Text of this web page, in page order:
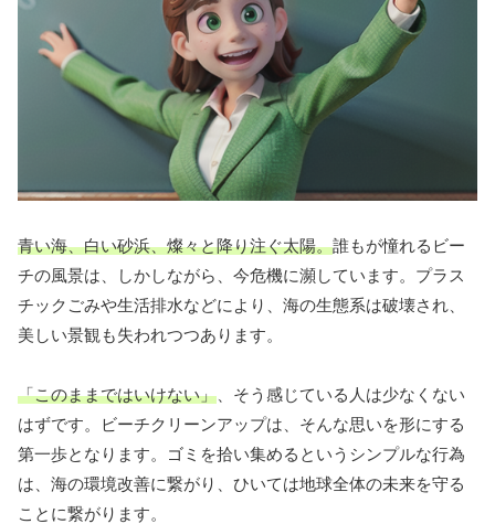
青い海、白い砂浜、燦々と降り注ぐ太陽。誰もが憧れるビー
チの風景は、しかしながら、今危機に瀕しています。プラス
チックごみや生活排水などにより、海の生態系は破壊され、
美しい景観も失われつつあります。
「このままではいけない」 、そう感じている人は少なくない
はずです。ビーチクリーンアップは、そんな思いを形にする
第一歩となります。ゴミを拾い集めるというシンプルな行為
は、海の環境改善に繋がり、ひいては地球全体の未来を守る
ことに繋がります。